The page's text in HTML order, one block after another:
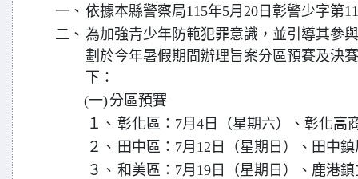
一、 依據本縣警察局115年5月20日彰警少字第
二、 為加強青少年防範犯罪意識，並引導其參
劃於今年暑假期間辦理旨案分區預賽及決
下：
(一)分區預賽
１、 彰化區：7月4日（星期六）、彰化高
２、 田中區：7月12日（星期日）、田中
３、 和美區：7月19日（星期日）、鹿港